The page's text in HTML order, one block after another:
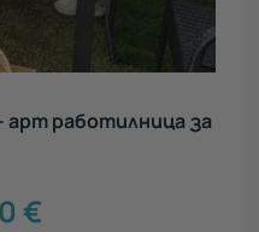
арт работилница за
€